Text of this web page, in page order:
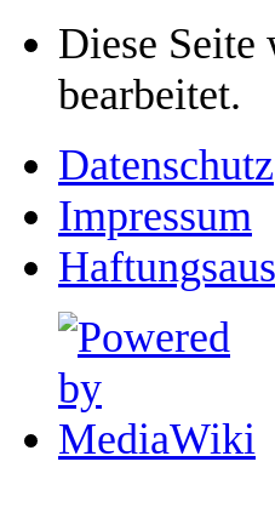
Diese Seite
bearbeitet.
Datenschutz
Impressum